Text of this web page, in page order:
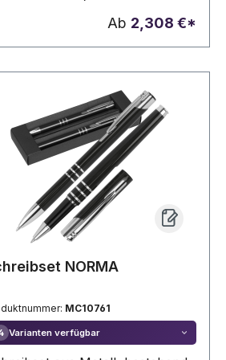
(0,7mm). Einzeln in
Geschenkbox.
Ab 2,308 €*
NORMA
MC10761
Varianten verfügbar